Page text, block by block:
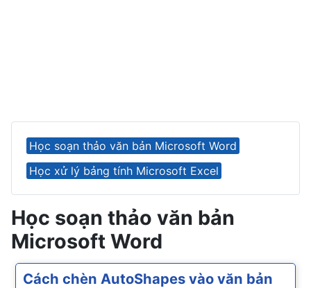
Học soạn thảo văn bản Microsoft Word
Học xử lý bảng tính Microsoft Excel
Học soạn thảo văn bản
Microsoft Word
Cách chèn AutoShapes vào văn bản